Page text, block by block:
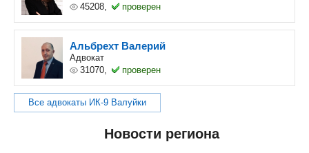
45208,
проверен
Альбрехт Валерий
Адвокат
31070,
проверен
Все адвокаты ИК-9 Валуйки
Новости региона